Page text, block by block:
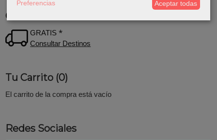
Costes de Envío
GRATIS *
Consultar Destinos
Tu Carrito (0)
El carrito de la compra está vacío
Redes Sociales
Preferencias Aceptar todas